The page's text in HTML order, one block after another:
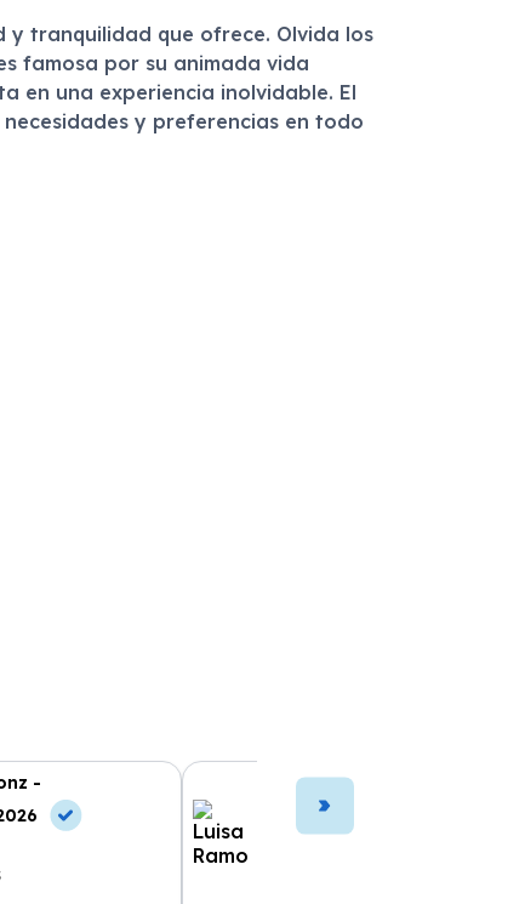
tranquilidad que ofrece. Olvida los
famosa por su animada vida
en una experiencia inolvidable. El
y preferencias en todo
-
Luisa Ramo -
10 Jul, 2026